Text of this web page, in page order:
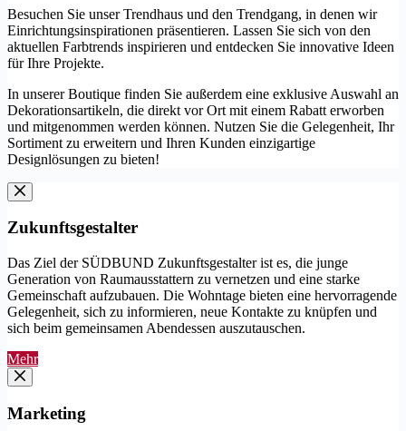
Besuchen Sie unser Trendhaus und den Trendgang, in denen wir
Einrichtungsinspirationen präsentieren. Lassen Sie sich von den
aktuellen Farbtrends inspirieren und entdecken Sie innovative Ideen
für Ihre Projekte.
In unserer Boutique finden Sie außerdem eine exklusive Auswahl an
Dekorationsartikeln, die direkt vor Ort mit einem Rabatt erworben
und mitgenommen werden können. Nutzen Sie die Gelegenheit, Ihr
Sortiment zu erweitern und Ihren Kunden einzigartige
Designlösungen zu bieten!
Zukunftsgestalter
Das Ziel der SÜDBUND Zukunftsgestalter ist es, die junge
Generation von Raumausstattern zu vernetzen und eine starke
Gemeinschaft aufzubauen. Die Wohntage bieten eine hervorragende
Gelegenheit, sich zu informieren, neue Kontakte zu knüpfen und
sich beim gemeinsamen Abendessen auszutauschen.
Mehr
Marketing